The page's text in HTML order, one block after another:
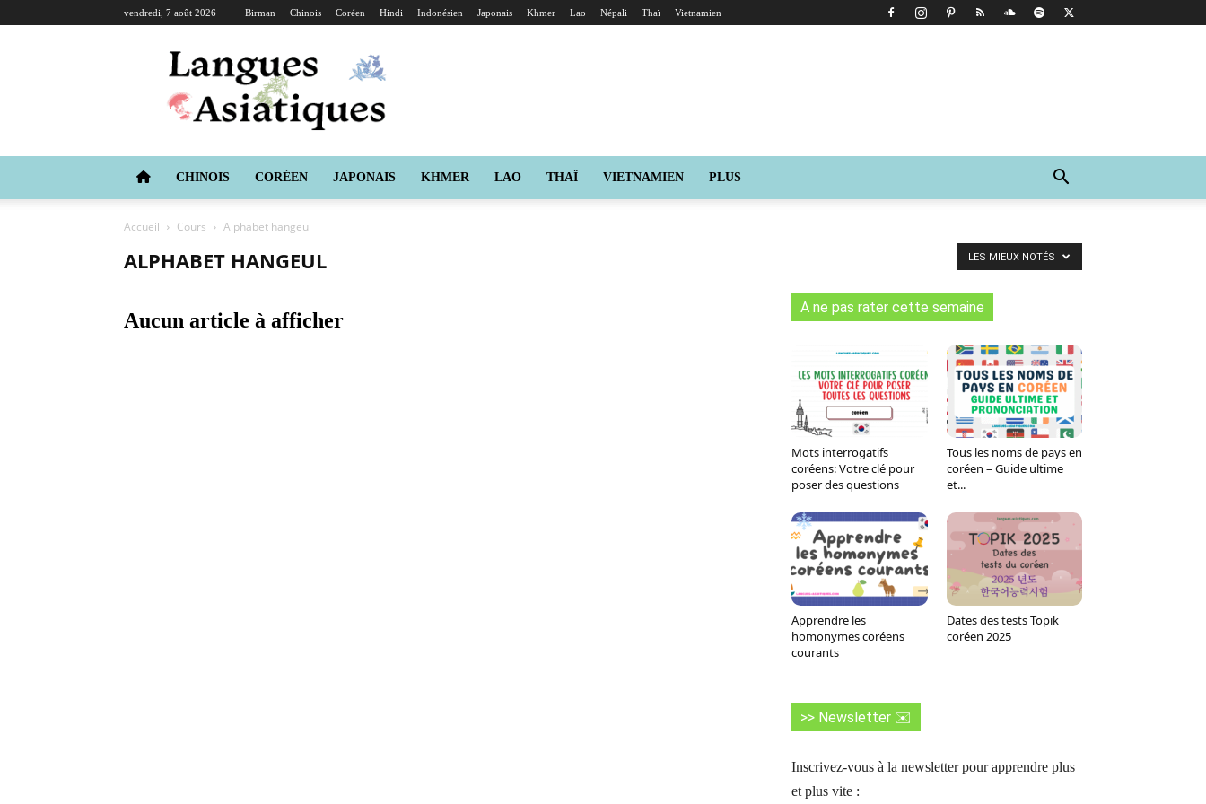
vendredi, 7 août 2026 Birman Chinois Coréen Hindi Indonésien Japonais Khmer Lao Népali Thaï Vietnamien
Langues
Asiatiques
CHINOIS CORÉEN JAPONAIS KHMER LAO THAÏ VIETNAMIEN PLUS
Accueil Cours Alphabet hangeul
ALPHABET HANGEUL LES MIEUX NOTÉS
Aucun article à afficher
A ne pas rater cette semaine
Mots interrogatifs
coréens: Votre clé pour
poser des questions
Tous les noms de pays en
coréen – Guide ultime
et...
Apprendre les
homonymes coréens
courants
Dates des tests Topik
coréen 2025
>> Newsletter ✉️
Inscrivez-vous à la newsletter pour apprendre plus
et plus vite :